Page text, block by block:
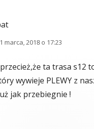
marca, 2018 o 17:23
ta trasa s12
wywieje PLEWY z
jak przebiegnie !